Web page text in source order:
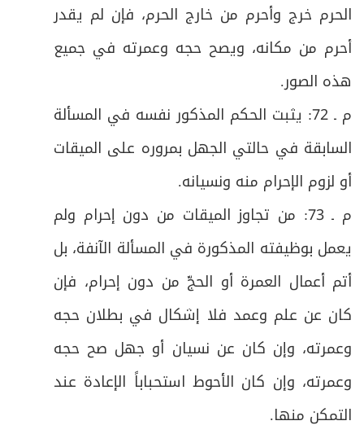
الحرم خرج وأحرم من خارج الحرم، فإن لم يقدر
أحرم من مكانه، ويصح حجه وعمرته في جميع
هذه الصور.
م ـ 72: يثبت الحكم المذكور نفسه في المسألة
السابقة في حالتي الجهل بمروره على الميقات
أو لزوم الإحرام منه ونسيانه.
م ـ 73: من تجاوز الميقات من دون إحرام ولم
يعمل بوظيفته المذكورة في المسألة الآنفة، بل
أتم أعمال العمرة أو الحجّ من دون إحرام، فإن
كان عن علم وعمد فلا إشكال في بطلان حجه
وعمرته، وإن كان عن نسيان أو جهل صح حجه
وعمرته، وإن كان الأحوط استحباباً الإعادة عند
التمكن منها.
ص
72 المطلب الأول: في الكفارات
ص
73 المطلب الثاني: في وجوب الاستنابة للحج
74 المطلب الثالث: في الوصية بالحج
ص
75 المطلب الرابع: في النيابة للحج
76
المطلب الخامس: في أحكام المصدود والمحصور
وفيه مبحثان
ص
77 المبحث الأول: في أحكام المصدود
ص
78 المبحث الثاني: في أحكام المحصور
ص
79 أدعية
ص
80 زيـارة النبـي(ص)